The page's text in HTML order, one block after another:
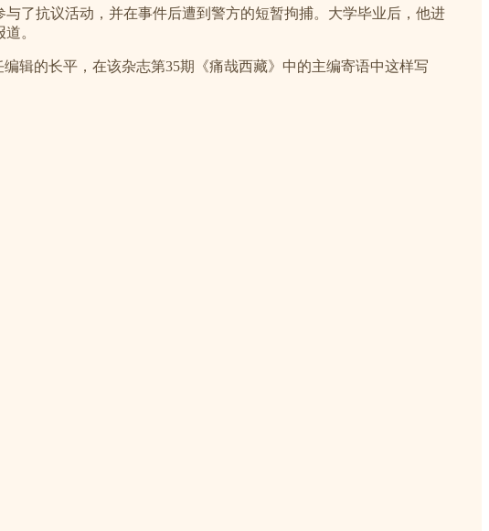
了抗议活动，并在事件后遭到警方的短暂拘捕。大学毕业后，他进
。
辑的长平，在该杂志第35期《痛哉西藏》中的主编寄语中这样写